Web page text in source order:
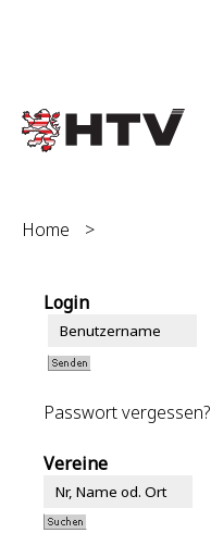
Home >
Login
Passwort vergessen?
Vereine